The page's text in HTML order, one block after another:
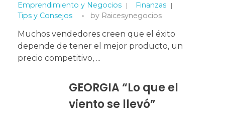
Emprendimiento y Negocios
Finanzas
Tips y Consejos
by Raicesynegocios
Muchos vendedores creen que el éxito
depende de tener el mejor producto, un
precio competitivo, ...
GEORGIA “Lo que el
viento se llevó”